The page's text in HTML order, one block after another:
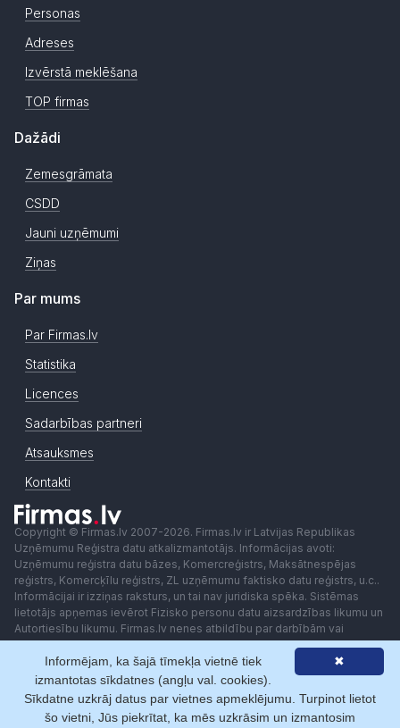
Personas
Adreses
Izvērstā meklēšana
TOP firmas
Dažādi
Zemesgrāmata
CSDD
Jauni uzņēmumi
Ziņas
Par mums
Par Firmas.lv
Statistika
Licences
Sadarbības partneri
Atsauksmes
Kontakti
Copyright © Firmas.lv 2007-2026. Firmas.lv ir Latvijas Republikas
Uzņēmumu Reģistra datu atkalizmantotājs. Informācijas avoti:
Uzņēmumu reģistra datu bāzes, Komercreģistrs, Maksātnespējas
reģistrs, Komercķīlu reģistrs, ZL uzņēmumu faktisko datu reģistrs, u.c..
Informācijai ir izziņas raksturs, un tai nav juridiska spēka. Sistēmas
lietotājs apņemas ievērot Fizisko personu datu aizsardzības likumu un
Autortiesību likumu. Firmas.lv nenes atbildību par darbībām vai
lēmumiem, kas balstīti uz saņemto pakalpojumu. Lietotājam aizliegts
izmantot jebkādas automatizētas sistēmas vai iekārtas (robotus)
piekļuvei sistēmai bez rakstiskas saskaņošanas ar Firmas.lv. Galvenā
redaktore: Ingūna Pempere.
Lietošanas noteikumi
Privātuma politika Norēķini ar
✖
Informējam, ka šajā tīmekļa vietnē tiek
izmantotas sīkdatnes (angļu val. cookies).
Sīkdatne uzkrāj datus par vietnes apmeklējumu. Turpinot lietot
šo vietni, Jūs piekrītat, ka mēs uzkrāsim un izmantosim